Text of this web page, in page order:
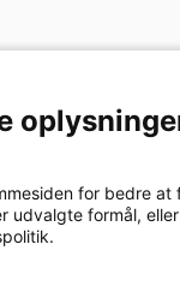
for bedre at
udvalgte formål,